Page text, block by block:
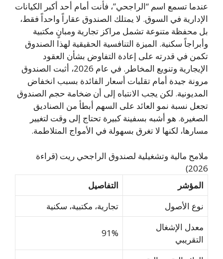
عندما تسمع اسم “الراجحي”، فأنت أمام أحد أكبر الكيانات
الإدارية في السوق. لا يمتلك الصندوق عقاراً واحداً فقط،
بل محفظة متنوعة تشمل مراكز تجارية ومبانٍ مكتبية
وأبراجاً سكنية. الميزة التنافسية الحقيقية لهذا الصندوق
تكمن في قدرته على إعادة التفاوض بشأن العقود
الإيجارية وتنويع المخاطر. في عام 2026، أثبت الصندوق
مرونة جيدة أمام تقلبات أسعار الفائدة بسبب انخفاض
المديونية. لكن يجب الانتباه إلى أن ضخامة حجم الصندوق
تجعل نسبة نمو العائد على السهم أبطأ من الصناديق
الصغيرة. هو أشبه بسفينة كبيرة تحتاج إلى وقت لتغيير
مسارها، لكنها لا تغرق بسهولة في الأمواج المتلاطمة.
ملامح مالية وتشغيلية لصندوق الراجحي ريت (قراءة
2026)
المؤشر
التفاصيل
نوع الأصول
تجارية، مكتبية، سكنية
معدل الإشغال
التقريبي
91%